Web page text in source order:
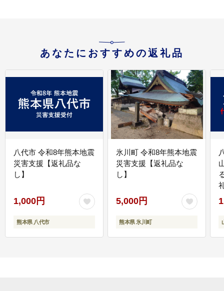
あなたにおすすめの返礼品
八代市 令和8年熊本地震
災害支援【返礼品な
し】
1,000円
熊本県 八代市
氷川町 令和8年熊本地震
災害支援【返礼品な
し】
5,000円
熊本県 氷川町